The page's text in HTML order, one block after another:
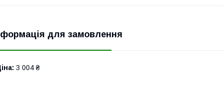
для замовлення
3 004 ₴